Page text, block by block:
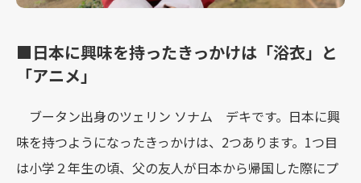
■日本に興味を持ったきっかけは「浴衣」と
「アニメ」
ブータン出身のツェリン ソナム デキです。日本に興
味を持つようになったきっかけは、2つあります。1つ目
は小学２年生の頃、父の友人が日本から帰国した際にプ